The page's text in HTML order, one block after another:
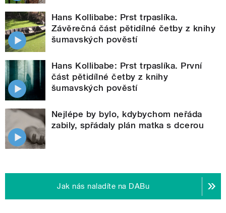
Hans Kollibabe: Prst trpaslíka.
Závěrečná část pětidílné četby z knihy
šumavských pověstí
Hans Kollibabe: Prst trpaslíka. První
část pětidílné četby z knihy
šumavských pověstí
Nejlépe by bylo, kdybychom neřáda
zabily, spřádaly plán matka s dcerou
Jak nás naladíte na DABu